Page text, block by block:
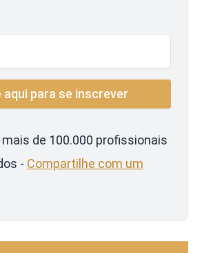
de 100.000 profissionais
- Compartilhe com um